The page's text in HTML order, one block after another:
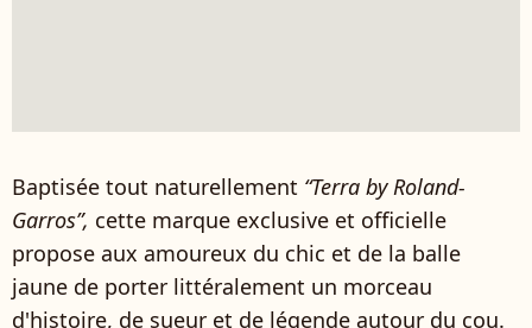
Baptisée tout naturellement “Terra by Roland-
Garros”, cette marque exclusive et officielle
propose aux amoureux du chic et de la balle
jaune de porter littéralement un morceau
d'histoire, de sueur et de légende autour du cou.